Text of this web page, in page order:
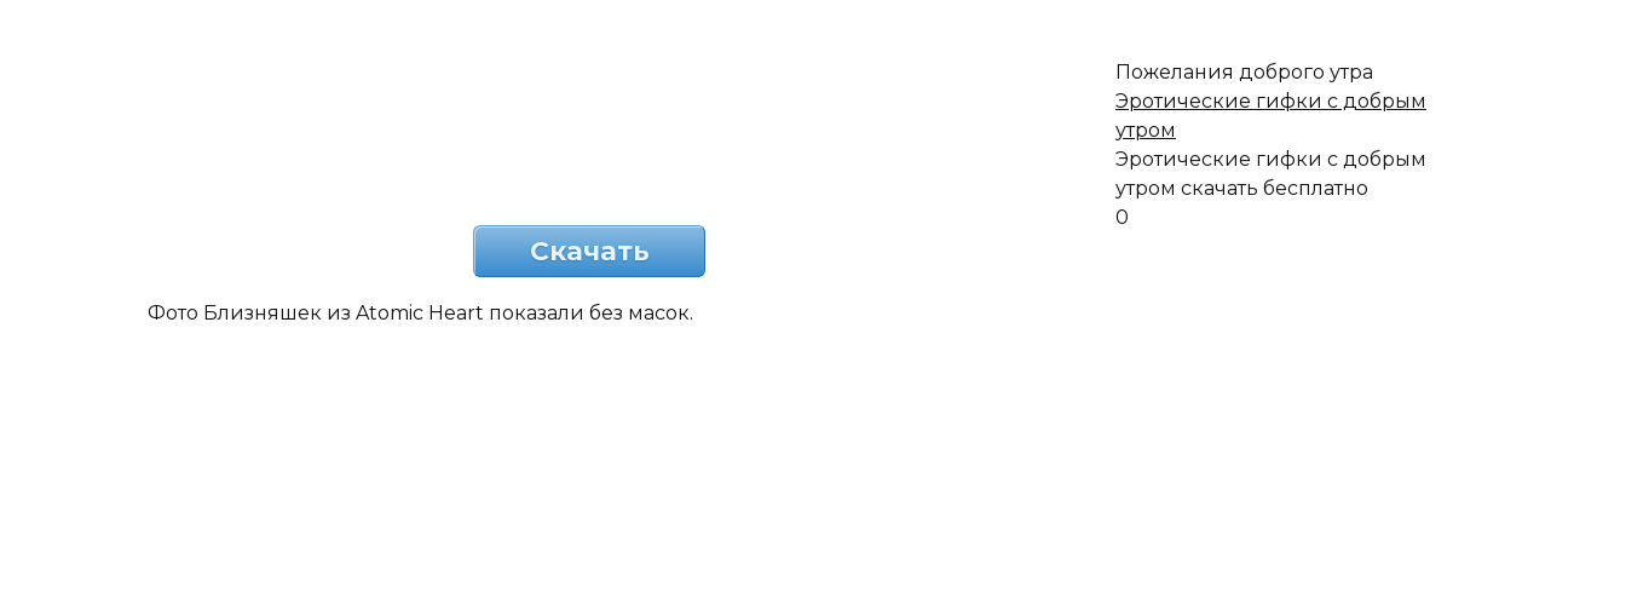
Скачать
Фото Близняшек из Atomic Heart показали без масок.
Пожелания доброго утра
Эротические гифки с добрым
утром
Эротические гифки с добрым
утром скачать бесплатно
0